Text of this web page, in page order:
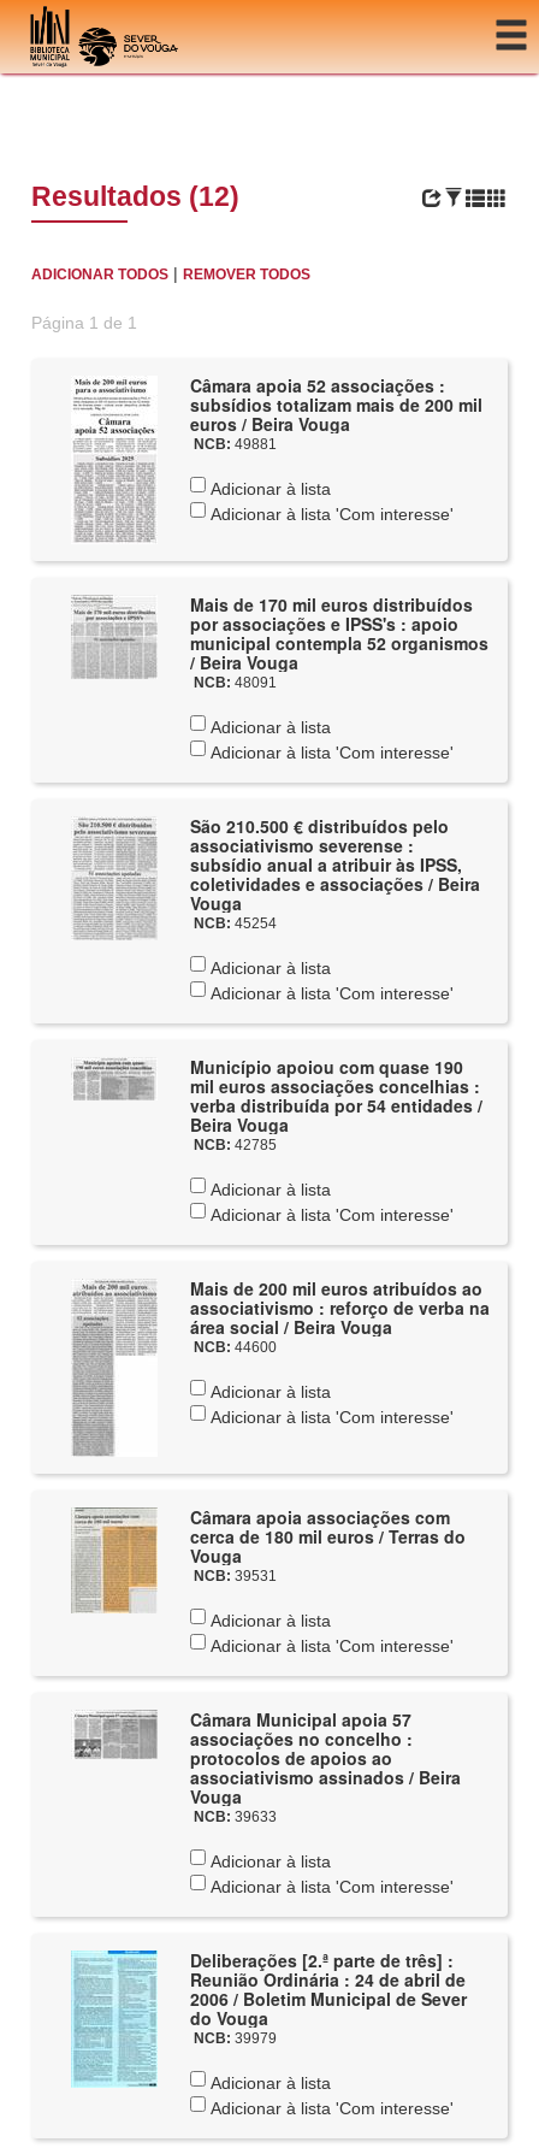
Ir para o conteúdo
Resultados (12)
ADICIONAR TODOS |REMOVER TODOS
Página 1 de 1
Câmara apoia 52 associações :
subsídios totalizam mais de 200 mil
euros / Beira Vouga
NCB: 49881
Adicionar à lista
Adicionar à lista 'Com interesse'
Mais de 170 mil euros distribuídos
por associações e IPSS's : apoio
municipal contempla 52 organismos
/ Beira Vouga
NCB: 48091
Adicionar à lista
Adicionar à lista 'Com interesse'
São 210.500 € distribuídos pelo
associativismo severense :
subsídio anual a atribuir às IPSS,
coletividades e associações / Beira
Vouga
NCB: 45254
Adicionar à lista
Adicionar à lista 'Com interesse'
Município apoiou com quase 190
mil euros associações concelhias :
verba distribuída por 54 entidades /
Beira Vouga
NCB: 42785
Adicionar à lista
Adicionar à lista 'Com interesse'
Mais de 200 mil euros atribuídos ao
associativismo : reforço de verba na
área social / Beira Vouga
NCB: 44600
Adicionar à lista
Adicionar à lista 'Com interesse'
Câmara apoia associações com
cerca de 180 mil euros / Terras do
Vouga
NCB: 39531
Adicionar à lista
Adicionar à lista 'Com interesse'
Câmara Municipal apoia 57
associações no concelho :
protocolos de apoios ao
associativismo assinados / Beira
Vouga
NCB: 39633
Adicionar à lista
Adicionar à lista 'Com interesse'
Deliberações [2.ª parte de três] :
Reunião Ordinária : 24 de abril de
2006 / Boletim Municipal de Sever
do Vouga
NCB: 39979
Adicionar à lista
Adicionar à lista 'Com interesse'